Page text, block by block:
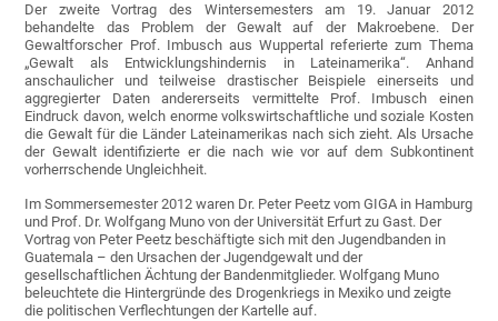
Der zweite Vortrag des Wintersemesters am 19. Januar 2012
behandelte das Problem der Gewalt auf der Makroebene. Der
Gewaltforscher Prof. Imbusch aus Wuppertal referierte zum Thema
„Gewalt als Entwicklungshindernis in Lateinamerika“. Anhand
anschaulicher und teilweise drastischer Beispiele einerseits und
aggregierter Daten andererseits vermittelte Prof. Imbusch einen
Eindruck davon, welch enorme volkswirtschaftliche und soziale Kosten
die Gewalt für die Länder Lateinamerikas nach sich zieht. Als Ursache
der Gewalt identifizierte er die nach wie vor auf dem Subkontinent
vorherrschende Ungleichheit.
Im Sommersemester 2012 waren Dr. Peter Peetz vom GIGA in Hamburg
und Prof. Dr. Wolfgang Muno von der Universität Erfurt zu Gast. Der
Vortrag von Peter Peetz beschäftigte sich mit den Jugendbanden in
Guatemala – den Ursachen der Jugendgewalt und der
gesellschaftlichen Ächtung der Bandenmitglieder. Wolfgang Muno
beleuchtete die Hintergründe des Drogenkriegs in Mexiko und zeigte
die politischen Verflechtungen der Kartelle auf.